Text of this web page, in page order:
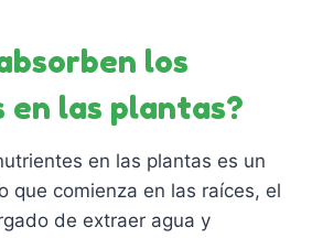
los
las plantas?
en las plantas es un
que comienza en las raíces, el
de extraer agua y